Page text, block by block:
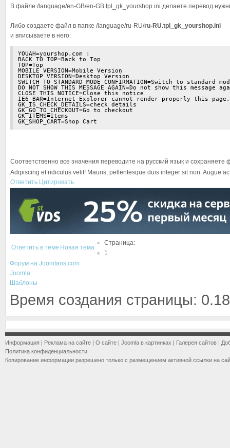
В файле /language/en-GB/en-GB.tpl_gk_yourshop.ini делаете перевод
Либо создаете файл в папке /language/ru-RU/ru-RU.tpl_gk_yourshop.ini
и вписываете в него:
YOUAH=yourshop.com :
BACK TO TOP=Back to Top
TOP=Top
MOBILE VERSION=Mobile Version
DESKTOP VERSION=Desktop Version
SWITCH TO STANDARD MODE CONFIRMATION=Switch to
DO NOT SHOW THIS MESSAGE AGAIN=Do not show this message
CLOSE THIS NOTICE=Close this notice
IE6_BAR=Internet Explorer cannot render properly this
GK_IS_CHECK_DETAILS=check details
GK_GO_TO_CHECKOUT=Go to checkout
GK_ITEMS=Items
Соответственно все значения переводите на русский язык и сохраняете
Adipiscing et ridiculus velit! Mauris, pellentesque duis integer sit non. Augue
Ответить Цитировать
Ответить в теме Новая тема
Страница:
1
Форум на Joomfans.com
Joomla
Шаблоны
Время создания страницы:
Информация | Реклама на сайте | О сайте | Joomla в картинках | Галерея сайтов |
Политика конфиденциальности
Копирование информации разрешено только с размещением активной ссылки на